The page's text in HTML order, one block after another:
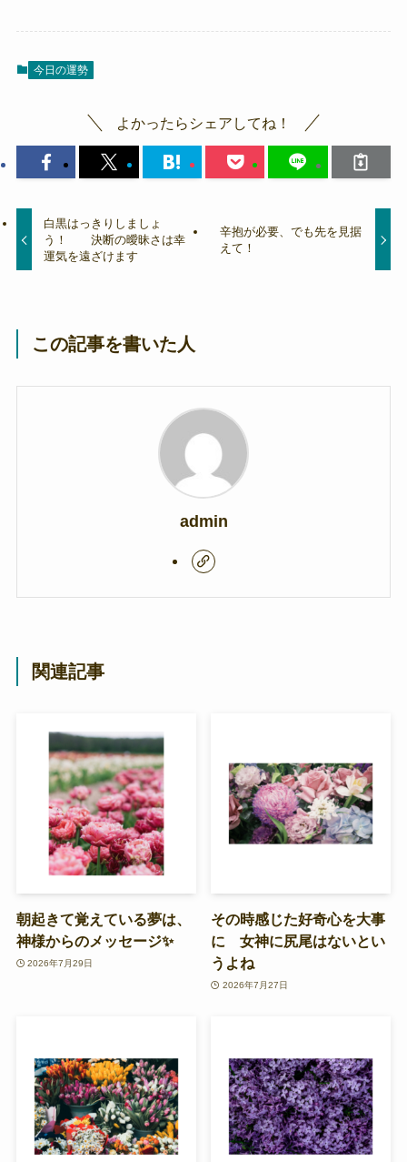
今日の運勢
よかったらシェアしてね！
白黒はっきりしましょ
う！ 決断の曖昧さは幸
運気を遠ざけます
辛抱が必要、でも先を見据
えて！
この記事を書いた人
admin
関連記事
朝起きて覚えている夢は、
神様からのメッセージ✨
2026年7月29日
その時感じた好奇心を大事
に 女神に尻尾はないとい
うよね
2026年7月27日